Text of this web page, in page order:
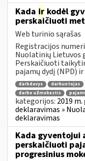
Kada ir kodėl
perskaičiuoti
Web turinio sąrašas
Registracijos
Nuolatinių Lietuvos
Perskaičiuoti
pajamų dydį (NPD)
darbdavys darbuotojas
darbo užmokestis
kategorijos: 2019
deklaravimas »
deklaravimas
Kada gyventojui
perskaičiuoti
progresinius